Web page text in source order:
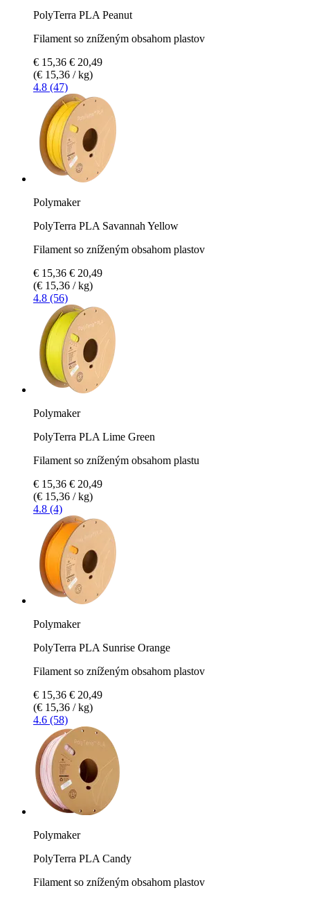
PolyTerra PLA Peanut
Filament so zníženým obsahom plastov
€ 15,36 € 20,49
(€ 15,36 / kg)
4.8 (47)
Polymaker
PolyTerra PLA Savannah Yellow
Filament so zníženým obsahom plastov
€ 15,36 € 20,49
(€ 15,36 / kg)
4.8 (56)
Polymaker
PolyTerra PLA Lime Green
Filament so zníženým obsahom plastu
€ 15,36 € 20,49
(€ 15,36 / kg)
4.8 (4)
Polymaker
PolyTerra PLA Sunrise Orange
Filament so zníženým obsahom plastov
€ 15,36 € 20,49
(€ 15,36 / kg)
4.6 (58)
Polymaker
PolyTerra PLA Candy
Filament so zníženým obsahom plastov